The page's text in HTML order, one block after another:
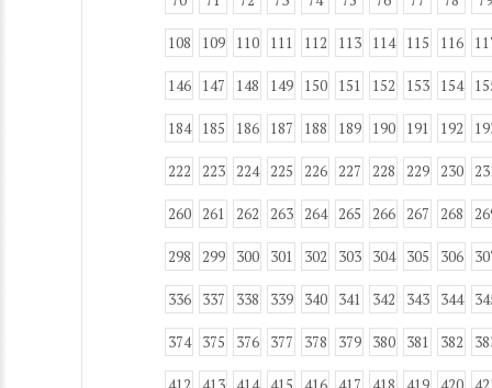
108 109 110 111 112 113 114 115 116
146 147 148 149 150 151 152 153 154
184 185 186 187 188 189 190 191 192
222 223 224 225 226 227 228 229 230
260 261 262 263 264 265 266 267 268
298 299 300 301 302 303 304 305 306
336 337 338 339 340 341 342 343 344
374 375 376 377 378 379 380 381 382